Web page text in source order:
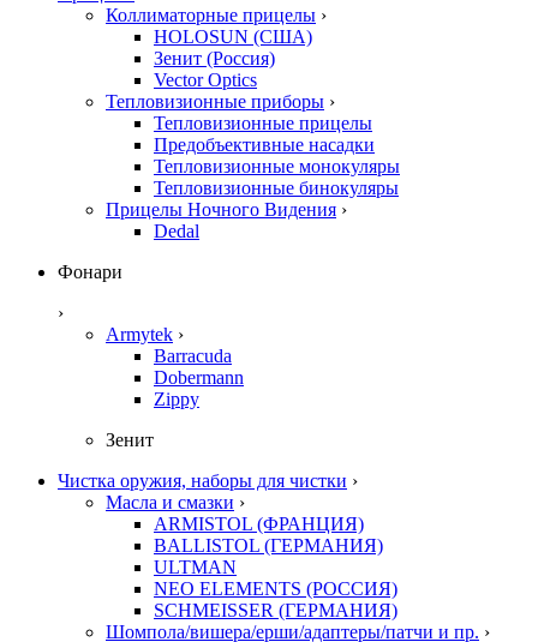
Коллиматорные прицелы ›
HOLOSUN (США)
Зенит (Россия)
Vector Optics
Тепловизионные приборы ›
Тепловизионные прицелы
Предобъективные насадки
Тепловизионные монокуляры
Тепловизионные бинокуляры
Прицелы Ночного Видения ›
Dedal
Фонари
›
Armytek ›
Barracuda
Dobermann
Zippy
Зенит
Чистка оружия, наборы для чистки ›
Масла и смазки ›
ARMISTOL (ФРАНЦИЯ)
BALLISTOL (ГЕРМАНИЯ)
ULTMAN
NEO ELEMENTS (РОССИЯ)
SCHMEISSER (ГЕРМАНИЯ)
Шомпола/вишера/ерши/адаптеры/патчи и пр. ›